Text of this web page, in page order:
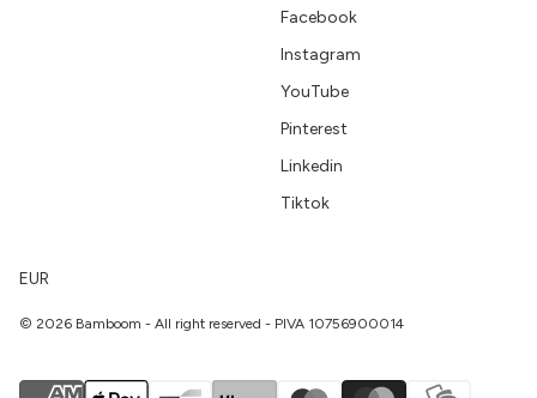
Facebook
Instagram
YouTube
Pinterest
Linkedin
Tiktok
EUR
© 2026 Bamboom - All right reserved - PIVA 10756900014